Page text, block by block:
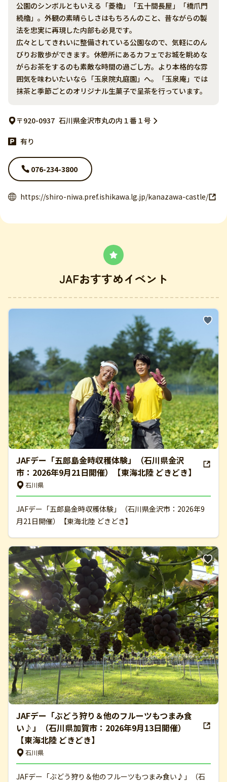
公園のシンボルともいえる「菱櫓」「五十間長屋」「橋爪門
続櫓」。外観の素晴らしさはもちろんのこと、昔ながらの製
法を忠実に再現した内部も必見です。
広々としてきれいに整備されている公園なので、気軽にのん
びりお散歩ができます。休憩所にあるカフェでお城を眺めな
がらお茶をするのも素敵な時間の過ごし方。より本格的な雰
囲気を味わいたいなら「玉泉院丸庭園」へ。「玉泉庵」では
抹茶と季節ごとのオリジナル生菓子で呈茶を行っています。
〒920-0937 石川県金沢市丸の内１番１号
有り
076-234-3800
https://shiro-niwa.pref.ishikawa.lg.jp/kanazawa-castle/
JAFおすすめイベント
JAFデー「五郎島金時収穫体験」（石川県金沢
市：2026年9月21日開催）【東海北陸 どきどき】
石川県
JAFデー「五郎島金時収穫体験」（石川県金沢市：2026年9
月21日開催）【東海北陸 どきどき】
JAFデー「ぶどう狩り＆他のフルーツもつまみ食
い♪」（石川県加賀市：2026年9月13日開催）
【東海北陸 どきどき】
石川県
JAFデー「ぶどう狩り＆他のフルーツもつまみ食い♪」（石